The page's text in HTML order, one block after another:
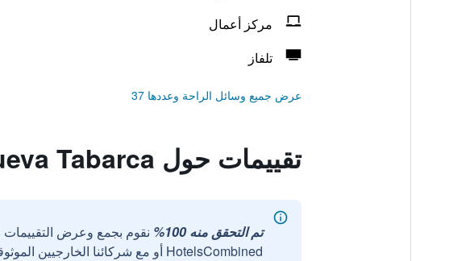
مركز أعمال
تلفاز
عرض جميع وسائل الراحة وعددها 37
تقييمات حول Hostal Nueva Tabarca
تم التحقق منه 100%
نقوم بجمع وعرض
HotelsCombined أو مع شركائنا الخارجيين الموثوقين.